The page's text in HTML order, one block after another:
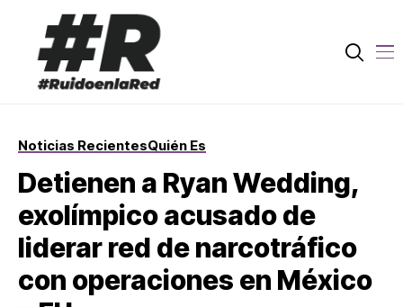
Noticias RecientesQuién Es
Detienen a Ryan Wedding,
exolímpico acusado de
liderar red de narcotráfico
con operaciones en México